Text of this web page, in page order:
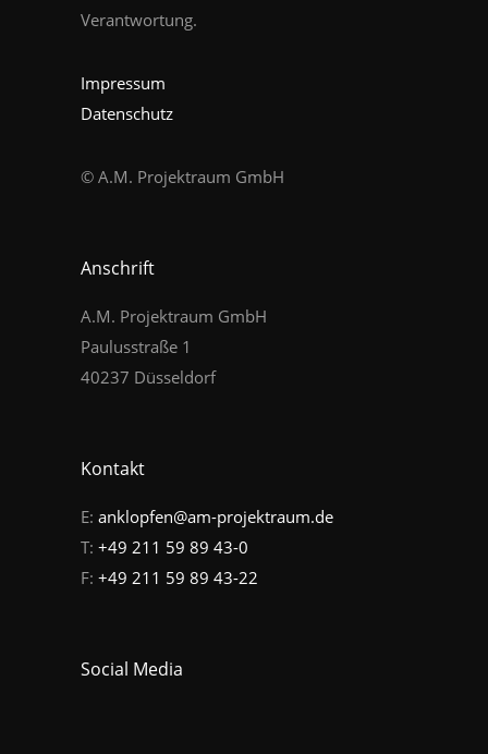
Verantwortung.
Impressum
Datenschutz
© A.M. Projektraum GmbH
Anschrift
A.M. Projektraum GmbH
Paulusstraße 1
40237 Düsseldorf
Kontakt
E: anklopfen@am-projektraum.de
T: +49 211 59 89 43-0
F: +49 211 59 89 43-22
Social Media